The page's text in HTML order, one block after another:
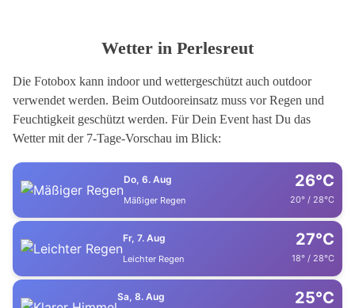
Wetter in Perlesreut
Die Fotobox kann indoor und wettergeschützt auch outdoor
verwendet werden. Beim Outdooreinsatz muss vor Regen und
Feuchtigkeit geschützt werden. Für Dein Event hast Du das
Wetter mit der 7-Tage-Vorschau im Blick:
Do, 6. Aug
Mäßiger Regen
26°C
20° / 28°C
Fr, 7. Aug
Leichter Regen
27°C
18° / 28°C
Sa, 8. Aug 25°C